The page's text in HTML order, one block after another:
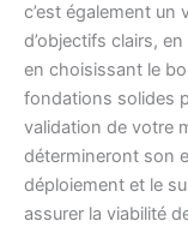
c’est également
d’objectifs clairs,
en choisissant le
fondations solides
validation de votre
détermineront son
déploiement et le
assurer la viabilité